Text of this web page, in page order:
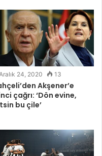
Aralık 24, 2020 13
Akşener’e
çağrı: ‘Dön evine,
bu çile’